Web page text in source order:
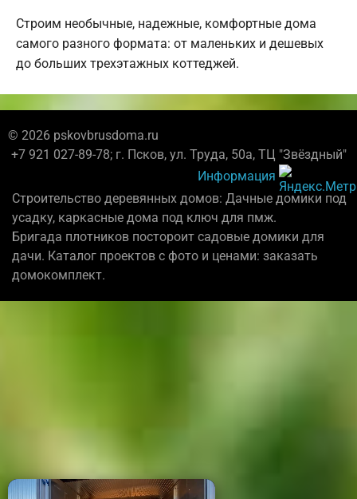
Строим необычные, надежные, комфортные дома
самого разного формата: от маленьких и дешевых
до больших трехэтажных коттеджей.
© 2026 pskovbrusdoma.ru
+7 921 027-89-78; г. Псков, ул. Труда, 50а, ТЦ "Звёздный"
Информация
Строительство деревянных домов: Дачные домики под
усадку, каркасные дома под ключ для пмж.
Бригада плотников постороит садовые домики для
дачи. Каталог проектов с фото и ценами: заказать
домокомплект.